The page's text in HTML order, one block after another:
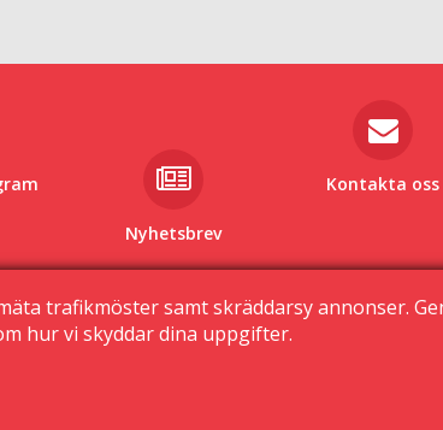
Nyhetsbrev
Kontakta oss
© 2015 Krogguiden.se
113 24 Stockholm
trafikmöster samt skräddarsy annonser.
hur vi skyddar dina uppgifter.